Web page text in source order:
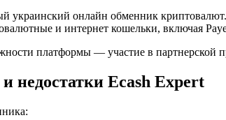
украинский онлайн обменник
и интернет кошельки, включая
платформы — участие в партнерской
недостатки Ecash Expert